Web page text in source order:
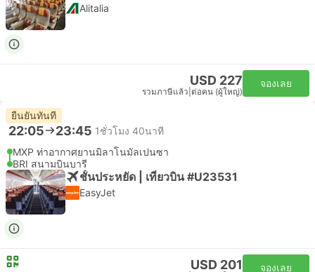
Alitalia
USD 227
รวมภาษีแล้ว ต่อคน (ผู้ใหญ่)
จองเลย
ยืนยันทันที
22:05 23:45 1ชั่วโมง 40นาที
MXP ท่าอากาศยานมิลาโนมัลเปนซา
BRI สนามบินบารี
ชั้นประหยัด | เที่ยวบิน #U23531
EasyJet
USD 201 จองเลย